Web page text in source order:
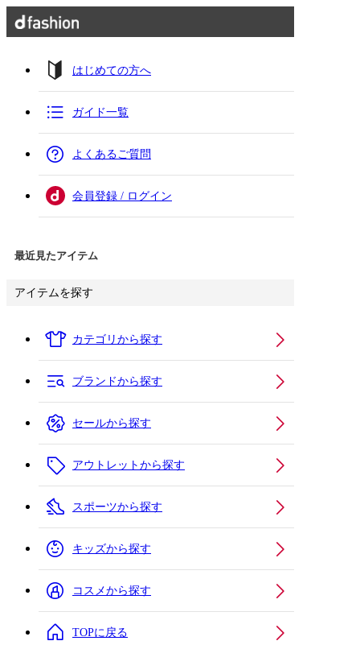
はじめての方へ
ガイド一覧
よくあるご質問
会員登録 / ログイン
最近見たアイテム
アイテムを探す
カテゴリから探す
ブランドから探す
セールから探す
アウトレットから探す
スポーツから探す
キッズから探す
コスメから探す
TOPに戻る